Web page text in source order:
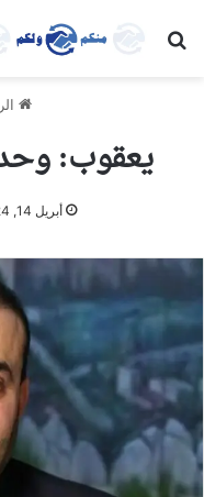
بحث عن
يعقوب:
أبريل 14, 2024